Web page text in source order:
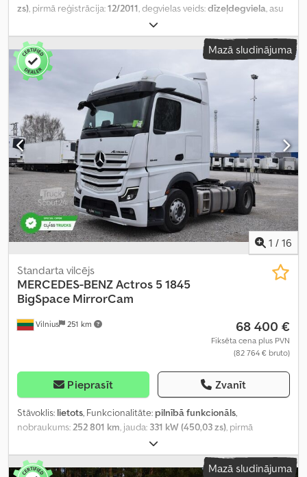
zs), pirmā reģistrācija:12/2011, degvielas veids:dīzeļdegviela, asu
3 900 mm
pārnesuma veids:automātisks, emisijas klase:Euro 5, piekares
sistēma:tērauds-gaiss, kopējais garums: 7 120 mm, kopējais
platums:
, krautuves garums:
vietas platums:
2 470 mm , iekraušanas telpas augstums: 600 mm
2011, Aprīkojums:borta dators, celtnis,
diferenciāļa bloķētājs, elektriskais logu regulators, elektriski
regulējams spogulis, kruīza kontrole, sēdekļa apsilde
Mazā sludinājuma
1 / 16
Vilnius 251 km
Standarta vilcējs
MERCEDES-BENZActros 5 1845
BigSpace MirrorCam
68 400 €
Fiksēta cena plus PVN
(82 764 € bruto)
Pieprasīt Zvanīt
Stāvoklis: lietots, Funkcionalitāte: pilnībā funkcionāls,
nobraukums:252 801 km, jauda: 331 kW (450,03 zs), pirmā
, degvielas veids:
svars:8 269 kg, asu konfigurācija:4x2, riteņu bāze:385 mm, krāsa:
balts, pārnesuma veids:automātisks, emisijas klase:Euro 6,
Mazā sludinājuma